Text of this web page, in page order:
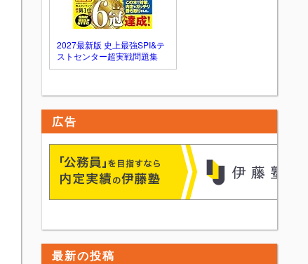
2027最新版 史上最強SPI&テ
ストセンター超実戦問題集
広告
最新の投稿